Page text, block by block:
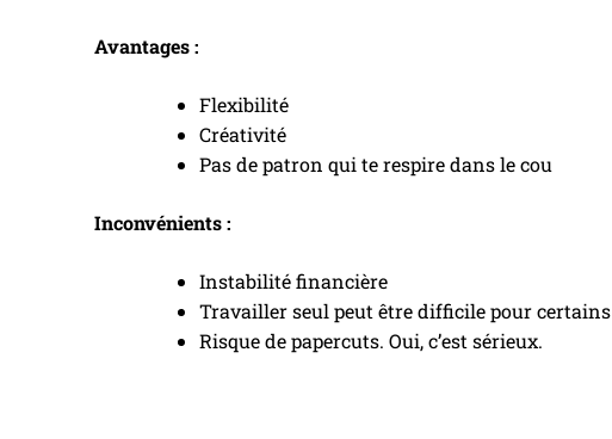
Avantages :
Flexibilité
Créativité
Pas de patron qui te respire dans le cou
Inconvénients :
Instabilité financière
Travailler seul peut être difficile pour certains
Risque de papercuts. Oui, c’est sérieux.